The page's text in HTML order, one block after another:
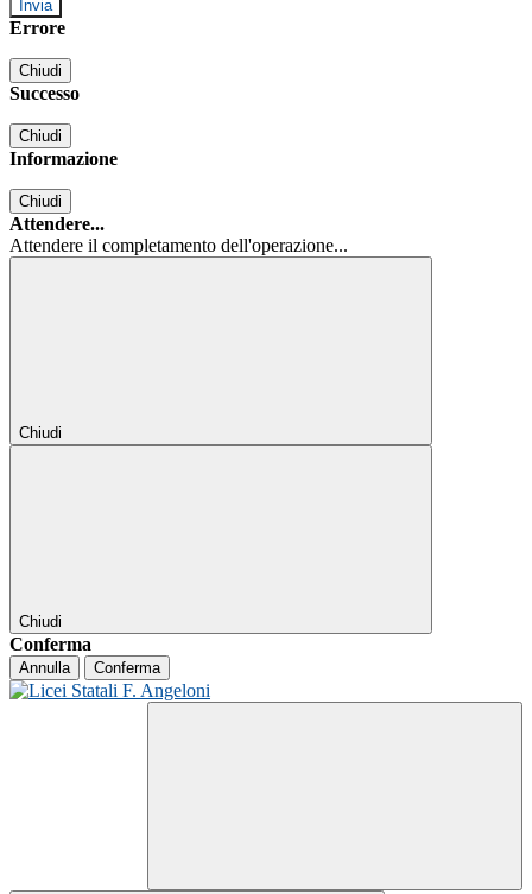
Errore
Chiudi
Successo
Chiudi
Informazione
Chiudi
Attendere...
Attendere il completamento dell'operazione...
Chiudi
Chiudi
Conferma
Annulla Conferma